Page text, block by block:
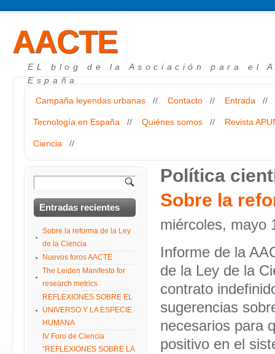
AACTE
EL blog de la Asociación para el
España
Campaña leyendas urbanas // Contacto // Entrada //
Tecnología en España // Quiénes somos // Revista
Ciencia //
Política
Sobre la
miércoles, mayo
Informe de la
de la Ley de la
contrato
sugerencias
necesarios para
positivo en el
Entradas recientes
Sobre la reforma de la Ley
de la Ciencia
Nuevos foros AACTE
The Leiden Manifesto for
research metrics
REFLEXIONES SOBRE EL
UNIVERSO Y LA ESPECIE
HUMANA
IV Foro de Ciencia
“REFLEXIONES SOBRE LA